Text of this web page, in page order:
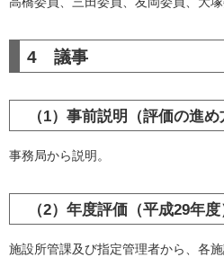
4 議事
（1）事前説明（評価の進め
事務局から説明。
（2）年度評価（平成29年
施設所管課及び指定管理者から、各